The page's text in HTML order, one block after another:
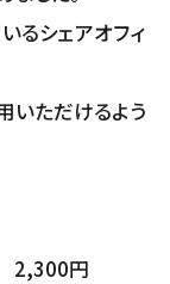
るシェアオフィ
いただけるよう
円